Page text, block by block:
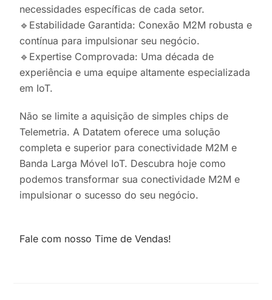
necessidades específicas de cada setor.
🔹Estabilidade Garantida: Conexão M2M robusta e
contínua para impulsionar seu negócio.
🔹Expertise Comprovada: Uma década de
experiência e uma equipe altamente especializada
em IoT.
Não se limite a aquisição de simples chips de
Telemetria. A Datatem oferece uma solução
completa e superior para conectividade M2M e
Banda Larga Móvel IoT. Descubra hoje como
podemos transformar sua conectividade M2M e
impulsionar o sucesso do seu negócio.
Fale com nosso Time de Vendas!